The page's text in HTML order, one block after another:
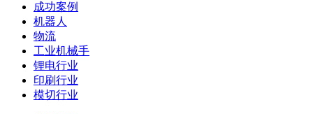
成功案例
机器人
物流
工业机械手
锂电行业
印刷行业
模切行业